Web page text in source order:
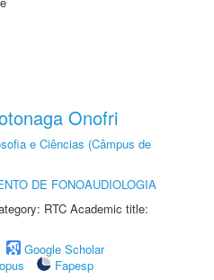
Onofri
e Ciências (Câmpus de
DE FONOAUDIOLOGIA
RTC Academic title:
Google Scholar
Fapesp